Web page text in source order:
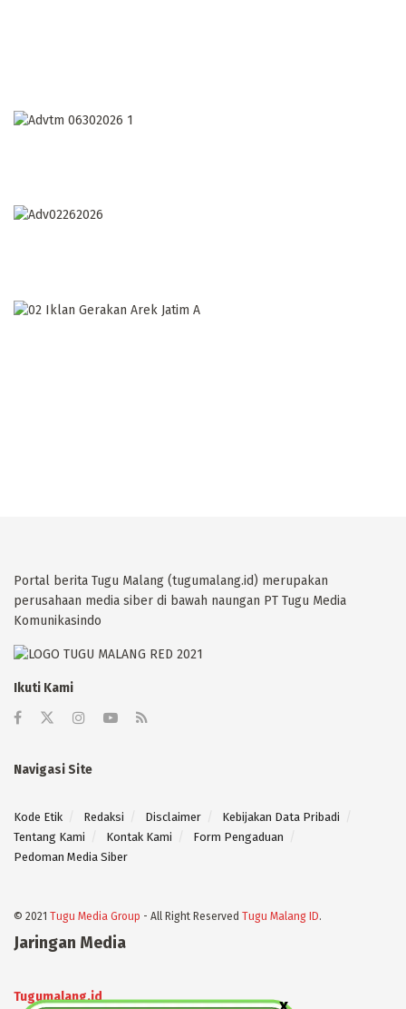
Portal berita Tugu Malang (tugumalang.id) merupakan
perusahaan media siber di bawah naungan PT Tugu Media
Komunikasindo
Ikuti Kami
Navigasi Site
Kode Etik Redaksi Disclaimer
Kebijakan Data Pribadi
Tentang Kami
Kontak Kami
Form Pengaduan
Pedoman Media Siber
© 2021 Tugu Media Group - All Right Reserved Tugu Malang ID.
Jaringan Media
Tugumalang.id